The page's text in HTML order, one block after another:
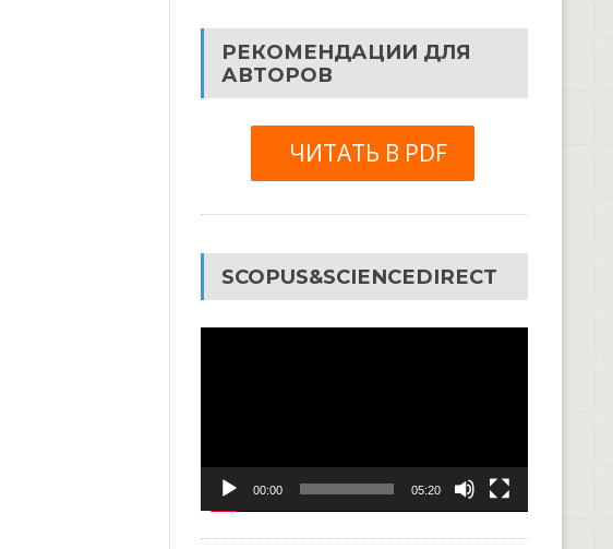
РЕКОМЕНДАЦИИ ДЛЯ
АВТОРОВ
ЧИТАТЬ В PDF
SCOPUS&SCIENCEDIRECT
00:00 05:20